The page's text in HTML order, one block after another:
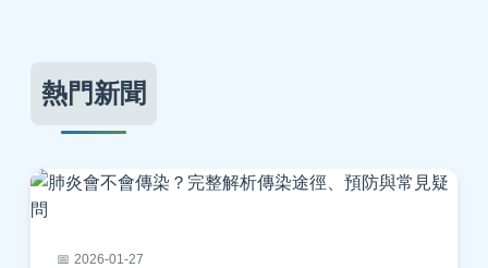
熱門新聞
2026-01-27